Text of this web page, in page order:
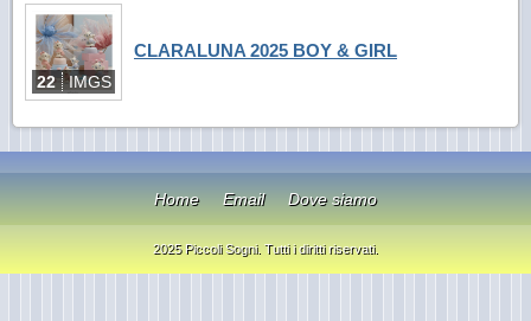
22 IMGS
CLARALUNA 2025 BOY & GIRL
Home Email Dove siamo
2025 Piccoli Sogni. Tutti i diritti riservati.